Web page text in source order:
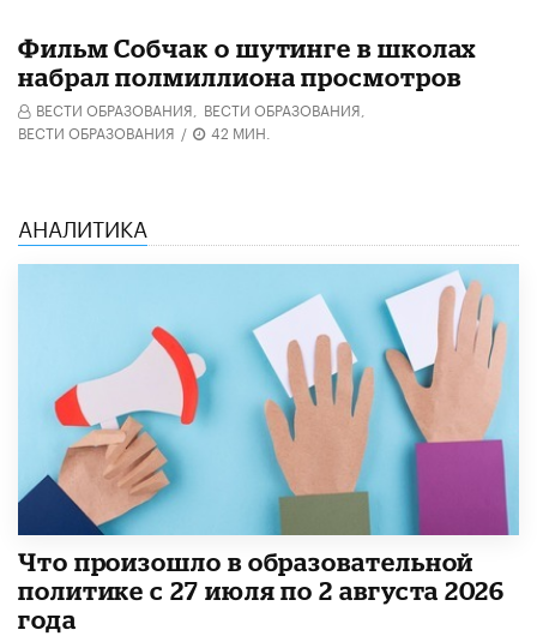
Фильм Собчак о шутинге в школах
набрал полмиллиона просмотров
ВЕСТИ ОБРАЗОВАНИЯ, ВЕСТИ ОБРАЗОВАНИЯ,
ВЕСТИ ОБРАЗОВАНИЯ / 42 МИН.
АНАЛИТИКА
​Что произошло в образовательной
политике с 27 июля по 2 августа 2026
года